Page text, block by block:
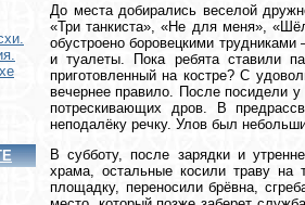
До места добирались веселой
«Три танкиста», «Не для меня»,
обустроено боровецкими
и туалеты. Пока ребята ставили
приготовленный на костре? С
вечернее правило. После посидели
потрескивающих дров. В
неподалёку речку. Улов был
В субботу, после зарядки и
храма, остальные косили траву на
площадку, переносили брёвна,